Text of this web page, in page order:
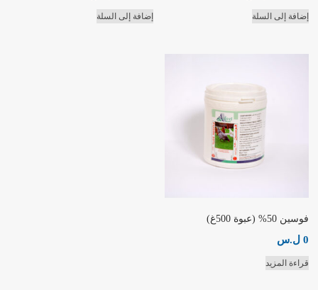
إضافة إلى السلة إضافة إلى السلة
فوسين 50% (عبوة 500غ)
0 ل.س
قراءة المزيد